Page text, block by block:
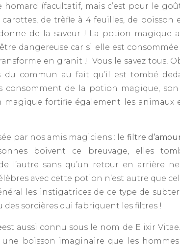
homard (facultatif, mais c’est pour le
carottes, de trèfle à 4 feuilles, de poisson
de la saveur ! La potion magique
dangereuse car si elle est
en granit ! Vous le savez tous,
commun au fait qu’il est tombé
consomment de la potion magique,
fortifie également les animaux
par nos amis magiciens : le filtre
boivent ce breuvage, elles
l’autre sans qu’un retour en arrière
avec cette potion n’est autre que
les instigatrices de ce type de
des sorcières qui fabriquent les filtres !
est aussi connu sous le nom de Elixir
une boisson imaginaire que les